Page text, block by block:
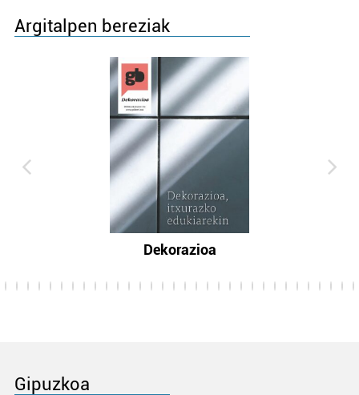
Argitalpen bereziak
Dekorazioa
Gipuzkoa